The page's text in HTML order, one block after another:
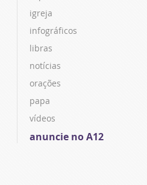
igreja
infográficos
libras
notícias
orações
papa
vídeos
anuncie no A12